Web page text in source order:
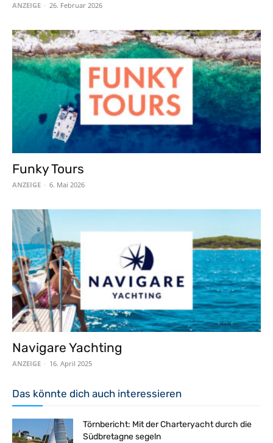
ANZEIGE - 26. Februar 2026
Funky Tours
ANZEIGE - 6. Mai 2026
Navigare Yachting
ANZEIGE - 16. April 2025
Das könnte dich auch interessieren
Törnbericht: Mit der Charteryacht durch die
Südbretagne segeln